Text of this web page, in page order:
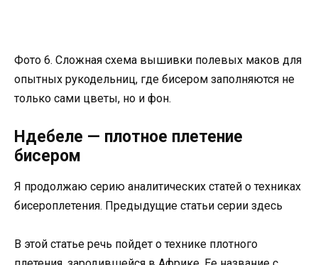
Фото 6. Сложная схема вышивки полевых маков для
опытных рукодельниц, где бисером заполняются не
только сами цветы, но и фон.
Ндебеле — плотное плетение
бисером
Я продолжаю серию аналитических статей о техниках
бисероплетения. Предыдущие статьи серии здесь
В этой статье речь пойдет о технике плотного